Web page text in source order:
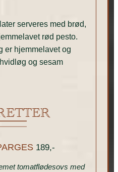
serveres med brød,
rød pesto.
er hjemmelavet og
og sesam
189,-
tomatflødesovs med